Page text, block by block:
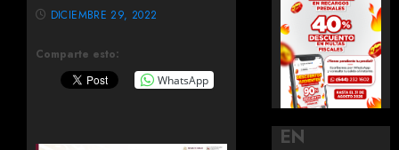
Comparte esto:
WhatsApp
DICIEMBRE 29, 2022
EN